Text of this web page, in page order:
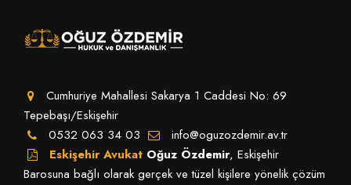
Cumhuriye Mahallesi Sakarya 1 Caddesi No: 69
Tepebaşı/Eskişehir
0532 063 34 03
info@oguzozdemir.av.tr
Eskişehir Avukat Oğuz Özdemir, Eskişehir
Barosuna bağlı olarak gerçek ve tüzel kişilere yönelik çözüm